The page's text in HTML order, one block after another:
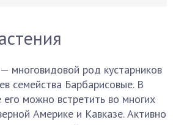
многовидовой род кустарников
семейства Барбарисовые. В
можно встретить во многих
Америке и Кавказе. Активно